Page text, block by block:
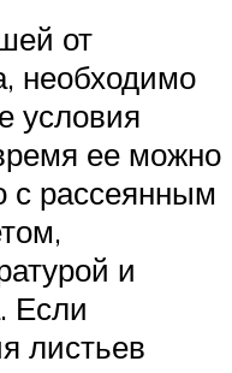
от
необходимо
условия
ее можно
с рассеянным
и
Если
листьев